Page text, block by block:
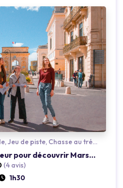
Jeu de piste, Chasse au trésor
Escape Game Extérieur pour découvrir Marseille
(4 avis)
1h30